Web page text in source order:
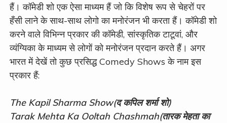
हैं। कॉमेडी शो एक ऐसा माध्यम हैं जो कि विशेष रूप से चेहरों पर
हँसी लाने के साथ-साथ लोगो का मनोरंजन भी करता हैं। कॉमेडी शो
करने वाले विभिन्न प्रकार की कॉमेडी, सांस्कृतिक टाटूवां, और
व्यंग्यिका के माध्यम से लोगों को मनोरंजन प्रदान करते हैं। अगर
भारत में देखें तो कुछ प्रसिद्ध Comedy Shows के नाम इस
प्रकार हैं:
The Kapil Sharma Show(द कपिल शर्मा शो)
Tarak Mehta Ka Ooltah Chashmah(तारक मेहता का